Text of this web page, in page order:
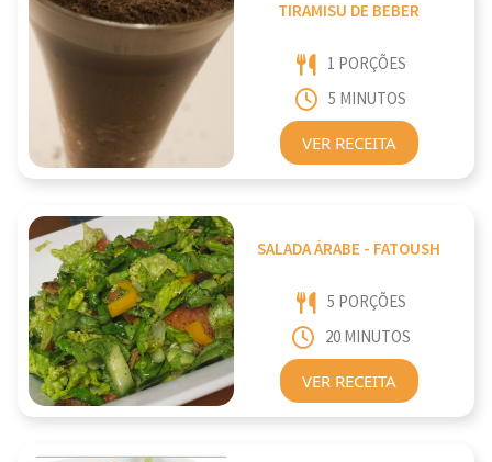
TIRAMISU DE BEBER
1 PORÇÕES
5 MINUTOS
VER RECEITA
SALADA ÁRABE - FATOUSH
5 PORÇÕES
20 MINUTOS
VER RECEITA